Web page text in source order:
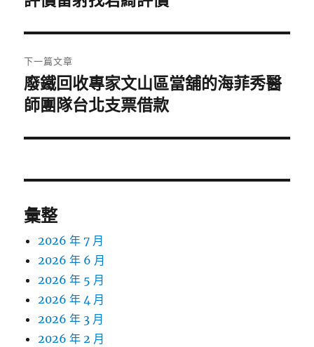
覽
文
章:
下一篇文章
下
一
文
廢鐵回收專家文山區當舖的海菲秀醫
師團隊台北支票借款
彙整
2026 年 7 月
2026 年 6 月
2026 年 5 月
2026 年 4 月
2026 年 3 月
2026 年 2 月